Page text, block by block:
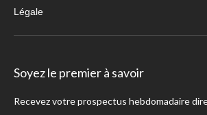
Légale
Soyez le premier à savoir
Recevez votre prospectus hebdomadaire